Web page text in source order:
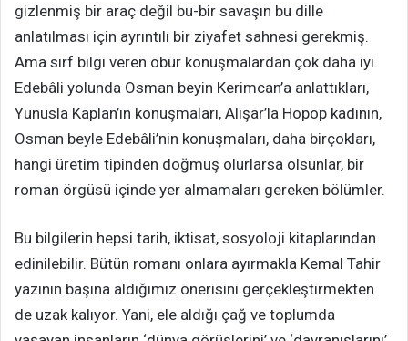
gizlenmiş bir araç değil bu-bir savaşın bu dille
anlatılması için ayrıntılı bir ziyafet sahnesi gerekmiş.
Ama sırf bilgi veren öbür konuşmalardan çok daha iyi.
Edebâli yolunda Osman beyin Kerimcan’a anlattıkları,
Yunusla Kaplan’ın konuşmaları, Alişar’la Hopop kadının,
Osman beyle Edebâli’nin konuşmaları, daha birçokları,
hangi üretim tipinden doğmuş olurlarsa olsunlar, bir
roman örgüsü içinde yer almamaları gereken bölümler.
Bu bilgilerin hepsi tarih, iktisat, sosyoloji kitaplarından
edinilebilir. Bütün romanı onlara ayırmakla Kemal Tahir
yazının başına aldığımız önerisini gerçekleştirmekten
de uzak kalıyor. Yani, ele aldığı çağ ve toplumda